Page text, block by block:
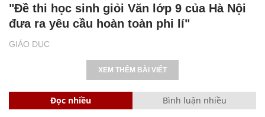
GIÁO DỤC
"Đề thi học sinh giỏi Văn lớp 9 của Hà Nội
đưa ra yêu cầu hoàn toàn phi lí"
XEM THÊM BÀI VIẾT
Đọc nhiều Bình luận nhiều